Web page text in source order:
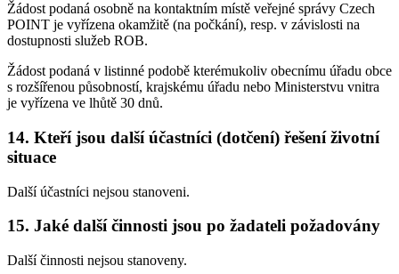
Žádost podaná osobně na kontaktním místě veřejné správy Czech
POINT je vyřízena okamžitě (na počkání), resp. v závislosti na
dostupnosti služeb ROB.
Žádost podaná v listinné podobě kterémukoliv obecnímu úřadu obce
s rozšířenou působností, krajskému úřadu nebo Ministerstvu vnitra
je vyřízena ve lhůtě 30 dnů.
14. Kteří jsou další účastníci (dotčení) řešení životní
situace
Další účastníci nejsou stanoveni.
15. Jaké další činnosti jsou po žadateli požadovány
Další činnosti nejsou stanoveny.